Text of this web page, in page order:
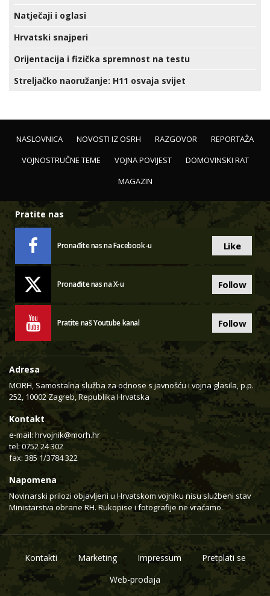
Natječaji i oglasi
Hrvatski snajperi
Orijentacija i fizička spremnost na testu
Streljačko naoružanje: H11 osvaja svijet
NASLOVNICA NOVOSTI IZ OSRH RAZGOVOR
REPORTAŽA
VOJNOSTRUČNE TEME
VOJNA POVIJEST
DOMOVINSKI RAT
MAGAZIN
Pratite nas
Pronađite nas na Facebook-u Like
Pronađite nas na X-u Follow
Pratite naš Youtube kanal Follow
Adresa
MORH, Samostalna služba za odnose s javnošću i vojna glasila, p.p.
252, 10002 Zagreb, Republika Hrvatska
Kontakt
e-mail: hrvojnik@morh.hr
tel: 0752 24 302
fax: 385 1/3784 322
Napomena
Novinarski prilozi objavljeni u Hrvatskom vojniku nisu službeni stav
Ministarstva obrane RH. Rukopise i fotografije ne vraćamo.
Kontakti Marketing Impressum
Pretplati se
Web-prodaja